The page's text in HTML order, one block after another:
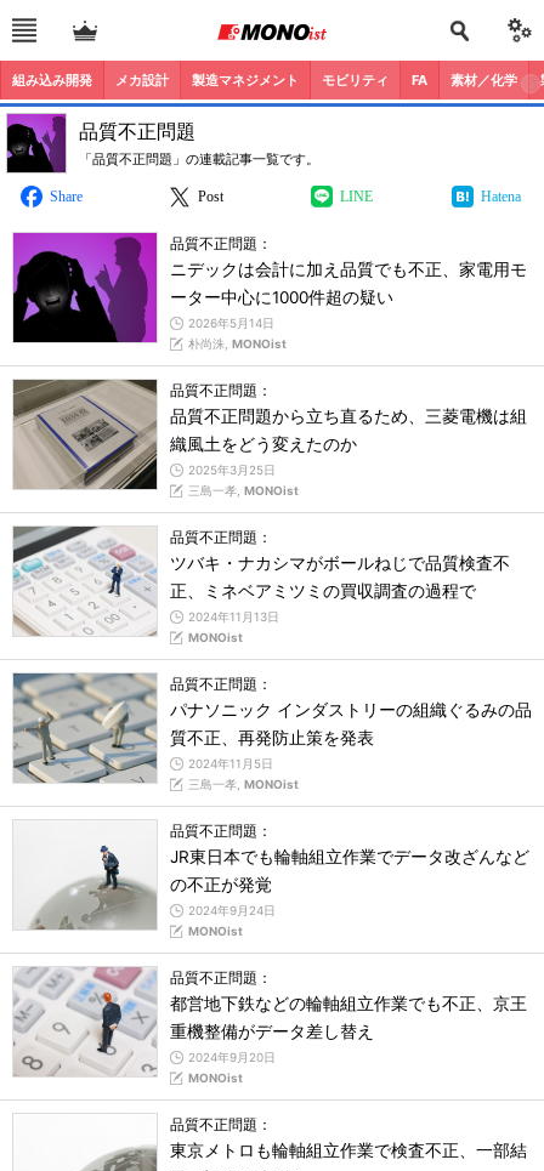
組み込み開発 メカ設計 製造マネジメント モビリティ FA 素材／化学
品質不正問題
「品質不正問題」の連載記事一覧です。
Share Post LINE Hatena
品質不正問題：
ニデックは会計に加え品質でも不正、家電用モ
ーター中心に1000件超の疑い
2026年5月14日
朴尚洙, MONOist
品質不正問題：
品質不正問題から立ち直るため、三菱電機は組
織風土をどう変えたのか
2025年3月25日
三島一孝, MONOist
品質不正問題：
ツバキ・ナカシマがボールねじで品質検査不
正、ミネベアミツミの買収調査の過程で
2024年11月13日
MONOist
品質不正問題：
パナソニック インダストリーの組織ぐるみの品
質不正、再発防止策を発表
2024年11月5日
三島一孝, MONOist
品質不正問題：
JR東日本でも輪軸組立作業でデータ改ざんなど
の不正が発覚
2024年9月24日
MONOist
品質不正問題：
都営地下鉄などの輪軸組立作業でも不正、京王
重機整備がデータ差し替え
2024年9月20日
MONOist
品質不正問題：
東京メトロも輪軸組立作業で検査不正、一部結